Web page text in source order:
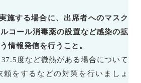
施する場合に、出席者へのマスク
コール消毒薬の設置など感染の拡
情報発信を行うこと。
度など微熱がある場合について
頼をするなどの対策を行いましょ